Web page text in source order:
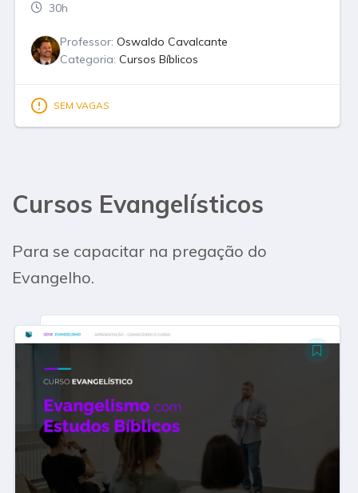
30h
Professor: Oswaldo Cavalcante
Categoria: Cursos Bíblicos
Cursos Evangelísticos​
Para se capacitar na pregação do
Evangelho.